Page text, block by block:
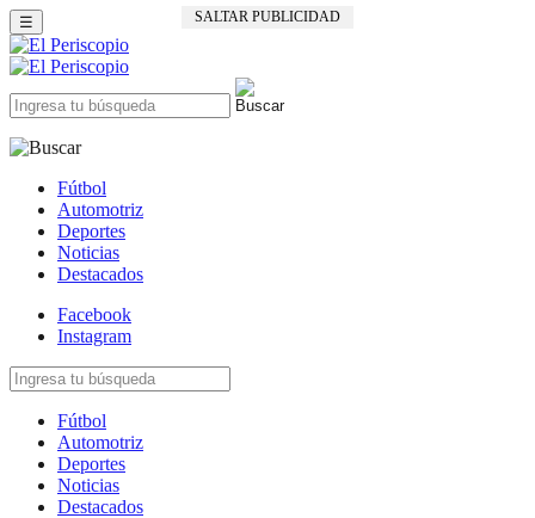
SALTAR PUBLICIDAD
☰
Fútbol
Automotriz
Deportes
Noticias
Destacados
Facebook
Instagram
Fútbol
Automotriz
Deportes
Noticias
Destacados